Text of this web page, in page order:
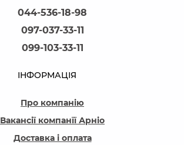
044-536-18-98
097-037-33-11
099-103-33-11
ІНФОРМАЦІЯ
Про компанію
Вакансії компанїї Арніо
Доставка і оплата